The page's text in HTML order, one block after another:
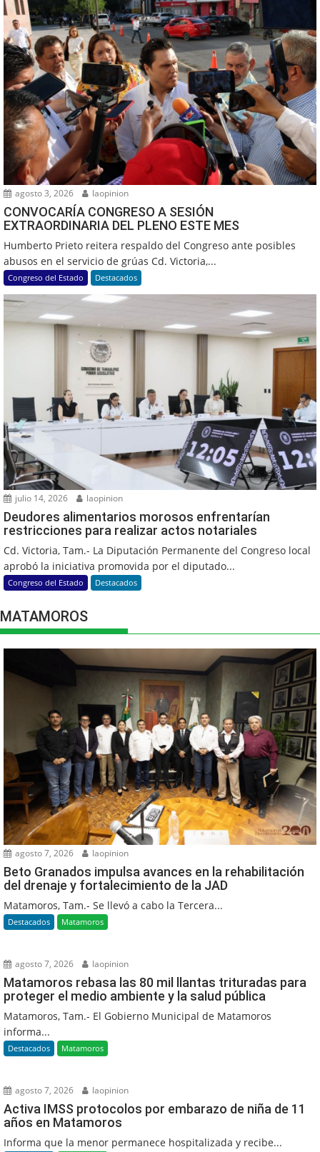
agosto 3, 2026 laopinion
CONVOCARÍA CONGRESO A SESIÓN
EXTRAORDINARIA DEL PLENO ESTE MES
Humberto Prieto reitera respaldo del Congreso ante posibles
abusos en el servicio de grúas Cd. Victoria,...
Congreso del Estado Destacados
julio 14, 2026 laopinion
Deudores alimentarios morosos enfrentarían
restricciones para realizar actos notariales
Cd. Victoria, Tam.- La Diputación Permanente del Congreso local
aprobó la iniciativa promovida por el diputado...
Congreso del Estado Destacados
MATAMOROS
agosto 7, 2026 laopinion
Beto Granados impulsa avances en la rehabilitación
del drenaje y fortalecimiento de la JAD
Matamoros, Tam.- Se llevó a cabo la Tercera...
Destacados Matamoros
agosto 7, 2026 laopinion
Matamoros rebasa las 80 mil llantas trituradas para
proteger el medio ambiente y la salud pública
Matamoros, Tam.- El Gobierno Municipal de Matamoros
informa...
Destacados Matamoros
agosto 7, 2026 laopinion
Activa IMSS protocolos por embarazo de niña de 11
años en Matamoros
Informa que la menor permanece hospitalizada y recibe...